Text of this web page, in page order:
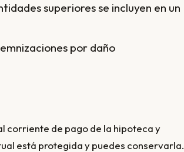
superiores se incluyen en un
por daño
corriente de pago de la hipoteca y
está protegida y puedes conservarla.